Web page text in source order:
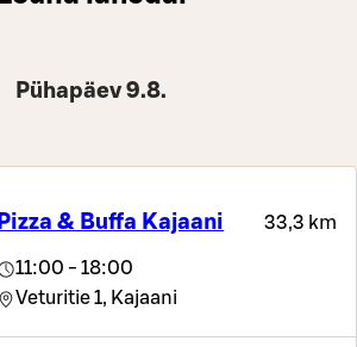
Pühapäev 9.8.
Pizza & Buffa Kajaani 33,3 km
11:00 - 18:00
Veturitie 1, Kajaani